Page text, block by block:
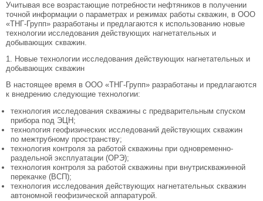
Учитывая все возрастающие потребности нефтяников в получении
точной информации о параметрах и режимах работы скважин, в ООО
«ТНГ-Групп» разработаны и предлагаются к использованию новые
технологии исследования действующих нагнетательных и
добывающих скважин.
1. Новые технологии исследования действующих нагнетательных и
добывающих скважин
В настоящее время в ООО «ТНГ-Групп» разработаны и предлагаются
к внедрению следующие технологии:
технология исследования скважины с предварительным спуском
прибора под ЭЦН;
технология геофизических исследований действующих скважин
по межтрубному пространству;
технология контроля за работой скважины при одновременно-
раздельной эксплуатации (ОРЭ);
технология контроля за работой скважины при внутрискважинной
перекачке (ВСП);
технология исследования действующих нагнетательных скважин
автономной геофизической аппаратурой.